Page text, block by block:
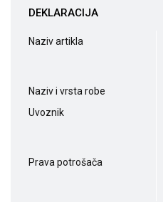
DEKLARACIJA
Naziv artikla
Naziv i vrsta robe
Uvoznik
Prava potrošača